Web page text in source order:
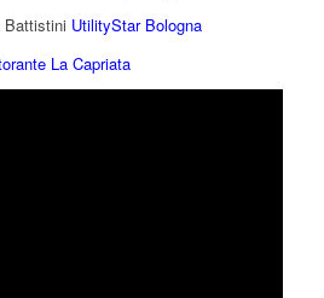
Battistini UtilityStar Bologna
La Capriata